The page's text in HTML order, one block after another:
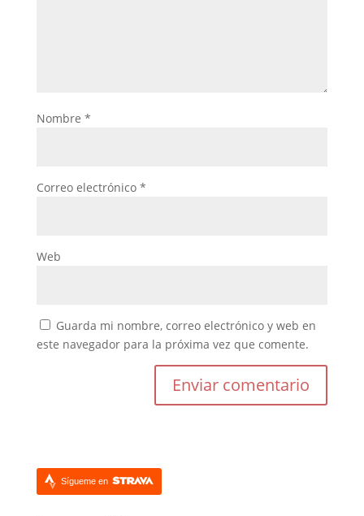
Nombre *
Correo electrónico *
Web
Guarda mi nombre, correo electrónico y web en
este navegador para la próxima vez que comente.
Sígueme en